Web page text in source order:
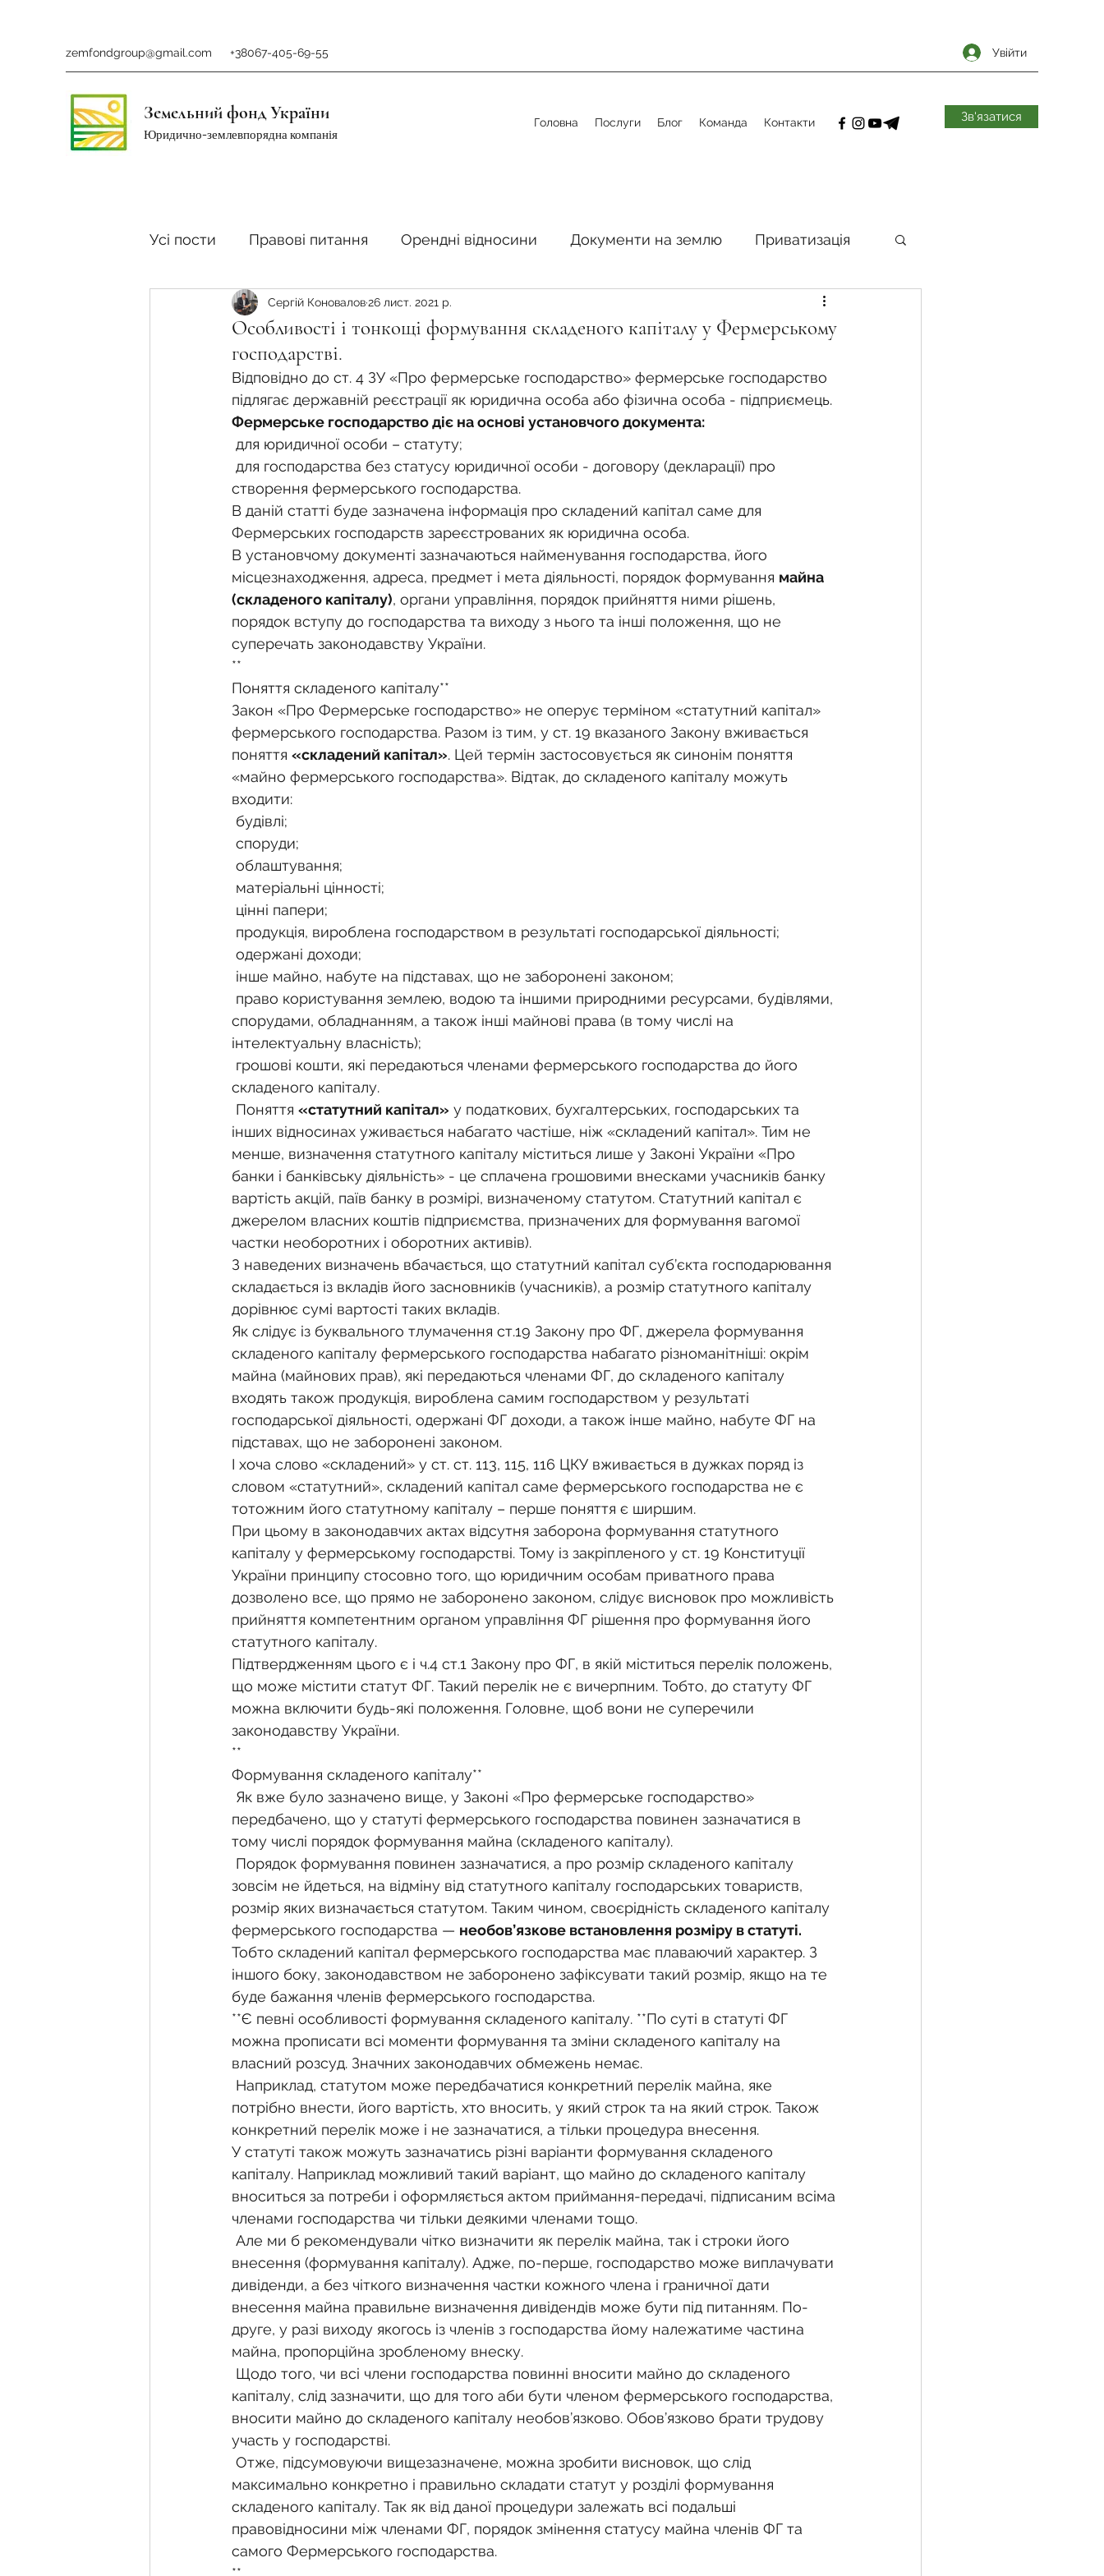
zemfondgroup@gmail.com +38067-405-69-55 Увійти
Земельний фонд України
Юридично-землевпорядна компанія
Головна Послуги Блог Команда Контакти Зв'язатися
Усі пости Правові питання Орендні відносини Документи на землю Приватизація
Ринок землі Податки стосовно земельної сфери Органи місцевого самоврядування
Фермерське господарство Спадкування земельної ділянки
Новини земельного законодавства Земельні питання Військова служба
Нормативно-грошова оцінка Будівництво Встановлення меж земельної ділянки
Сервітут Державна реєстрація земельних прав Юридичні питання у воєнний час
Загальні правові питання
Особливості і тонкощі формування складеного капіталу у Фермерському
господарстві.
Сергій Коновалов26 лист. 2021 р.
Відповідно до ст. 4 ЗУ «Про фермерське господарство» фермерське господарство
підлягає державній реєстрації як юридична особа або фізична особа - підприємець.
Фермерське господарство діє на основі установчого документа:
для юридичної особи – статуту;
створення фермерського господарства.
В даній статті буде зазначена інформація про складений капітал саме для
Фермерських господарств зареєстрованих як юридична особа.
В установчому документі зазначаються найменування господарства, його
місцезнаходження, адреса, предмет і мета діяльності, порядок формування майна
(складеного капіталу), органи управління, порядок прийняття ними рішень,
порядок вступу до господарства та виходу з нього та інші положення, що не
суперечать законодавству України.
**
Поняття складеного капіталу**
Закон «Про Фермерське господарство» не оперує терміном «статутний капітал»
фермерського господарства. Разом із тим, у ст. 19 вказаного Закону вживається
поняття «складений капітал». Цей термін застосовується як синонім поняття
«майно фермерського господарства». Відтак, до складеного капіталу можуть
входити:
будівлі;
споруди;
облаштування;
матеріальні цінності;
цінні папери;
продукція, вироблена господарством в результаті господарської діяльності;
одержані доходи;
інше майно, набуте на підставах, що не заборонені законом;
спорудами, обладнанням, а також інші майнові права (в тому числі на
інтелектуальну власність);
складеного капіталу.
Поняття «статутний капітал» у податкових, бухгалтерських, господарських та
інших відносинах уживається набагато частіше, ніж «складений капітал». Тим не
менше, визначення статутного капіталу міститься лише у Законі України «Про
банки і банківську діяльність» - це сплачена грошовими внесками учасників банку
вартість акцій, паїв банку в розмірі, визначеному статутом. Статутний капітал є
джерелом власних коштів підприємства, призначених для формування вагомої
частки необоротних і оборотних активів).
З наведених визначень вбачається, що статутний капітал суб’єкта господарювання
складається із вкладів його засновників (учасників), а розмір статутного капіталу
дорівнює сумі вартості таких вкладів.
Як слідує із буквального тлумачення ст.19 Закону про ФГ, джерела формування
складеного капіталу фермерського господарства набагато різноманітніші: окрім
майна (майнових прав), які передаються членами ФГ, до складеного капіталу
входять також продукція, вироблена самим господарством у результаті
господарської діяльності, одержані ФГ доходи, а також інше майно, набуте ФГ на
підставах, що не заборонені законом.
І хоча слово «складений» у ст. ст. 113, 115, 116 ЦКУ вживається в дужках поряд із
словом «статутний», складений капітал саме фермерського господарства не є
тотожним його статутному капіталу – перше поняття є ширшим.
При цьому в законодавчих актах відсутня заборона формування статутного
капіталу у фермерському господарстві. Тому із закріпленого у ст. 19 Конституції
України принципу стосовно того, що юридичним особам приватного права
дозволено все, що прямо не заборонено законом, слідує висновок про можливість
прийняття компетентним органом управління ФГ рішення про формування його
статутного капіталу.
Підтвердженням цього є і ч.4 ст.1 Закону про ФГ, в якій міститься перелік положень,
що може містити статут ФГ. Такий перелік не є вичерпним. Тобто, до статуту ФГ
можна включити будь-які положення. Головне, щоб вони не суперечили
законодавству України.
**
Формування складеного капіталу**
передбачено, що у статуті фермерського господарства повинен зазначатися в
тому числі порядок формування майна (складеного капіталу).
зовсім не йдеться, на відміну від статутного капіталу господарських товариств,
розмір яких визначається статутом. Таким чином, своєрідність складеного капіталу
фермерського господарства — необов’язкове встановлення розміру в статуті.
Тобто складений капітал фермерського господарства має плаваючий характер. З
іншого боку, законодавством не заборонено зафіксувати такий розмір, якщо на те
буде бажання членів фермерського господарства.
**Є певні особливості формування складеного капіталу. **По суті в статуті ФГ
можна прописати всі моменти формування та зміни складеного капіталу на
власний розсуд. Значних законодавчих обмежень немає.
потрібно внести, його вартість, хто вносить, у який строк та на який строк. Також
конкретний перелік може і не зазначатися, а тільки процедура внесення.
У статуті також можуть зазначатись різні варіанти формування складеного
капіталу. Наприклад можливий такий варіант, що майно до складеного капіталу
вноситься за потреби і оформляється актом приймання-передачі, підписаним всіма
членами господарства чи тільки деякими членами тощо.
внесення (формування капіталу). Адже, по-перше, господарство може виплачувати
дивіденди, а без чіткого визначення частки кожного члена і граничної дати
внесення майна правильне визначення дивідендів може бути під питанням. По-
друге, у разі виходу якогось із членів з господарства йому належатиме частина
майна, пропорційна зробленому внеску.
капіталу, слід зазначити, що для того аби бути членом фермерського господарства,
вносити майно до складеного капіталу необов’язково. Обов’язково брати трудову
участь у господарстві.
максимально конкретно і правильно складати статут у розділі формування
складеного капіталу. Так як від даної процедури залежать всі подальші
правовідносини між членами ФГ, порядок змінення статусу майна членів ФГ та
самого Фермерського господарства.